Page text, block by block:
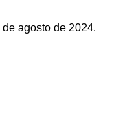
de agosto de 2024.